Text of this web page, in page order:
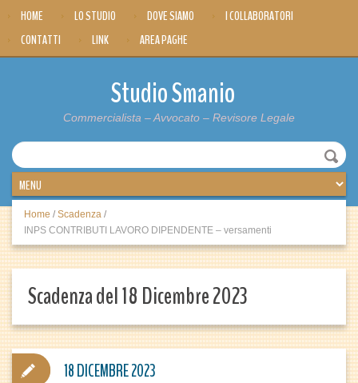
HOME LO STUDIO DOVE SIAMO
I COLLABORATORI
CONTATTI
LINK AREA PAGHE
Studio Smanio
Commercialista – Avvocato – Revisore Legale
Home / Scadenza /
INPS CONTRIBUTI LAVORO DIPENDENTE – versamenti
Scadenza del 18 Dicembre 2023
18 DICEMBRE 2023